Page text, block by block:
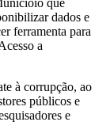
dados e
ferramenta para
a
à corrupção, ao
públicos e
e